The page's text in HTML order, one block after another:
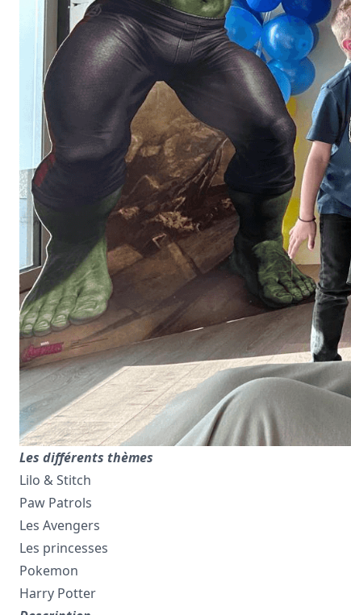
Les différents thèmes
Lilo & Stitch
Paw Patrols
Les Avengers
Les princesses
Pokemon
Harry Potter